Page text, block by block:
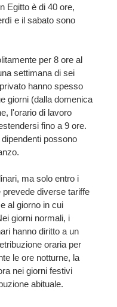
Egitto è di 40 ore,
e il sabato sono
per 8 ore al
settimana di sei
hanno spesso
giorni (dalla domenica
l'orario di lavoro
fino a 9 ore.
possono
ma solo entro i
prevede diverse tariffe
al giorno in cui
giorni normali, i
hanno diritto a un
oraria per
le ore notturne, la
nei giorni festivi
abituale.